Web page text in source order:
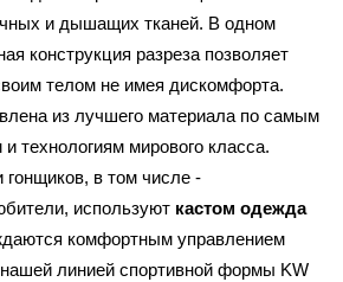
и дышащих тканей. В одном
конструкция разреза позволяет
телом не имея дискомфорта.
из лучшего материала по самым
технологиям мирового класса.
в том числе -
используют кастом одежда
комфортным управлением
линией спортивной формы KW